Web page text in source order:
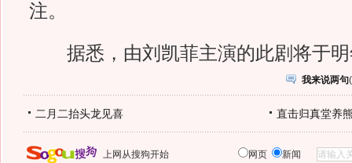
注。
据悉，由刘凯菲主演的此剧将于明
我来说两句(
二月二抬头龙见喜 直击归真堂养
上网从搜狗开始 网页 新闻